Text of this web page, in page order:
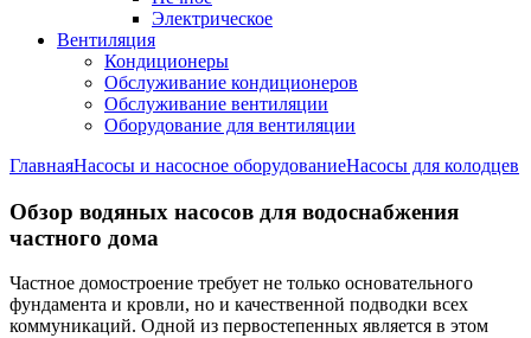
Электрическое
Вентиляция
Кондиционеры
Обслуживание кондиционеров
Обслуживание вентиляции
Оборудование для вентиляции
ГлавнаяНасосы и насосное оборудованиеНасосы для колодцев
Обзор водяных насосов для водоснабжения
частного дома
Частное домостроение требует не только основательного
фундамента и кровли, но и качественной подводки всех
коммуникаций. Одной из первостепенных является в этом